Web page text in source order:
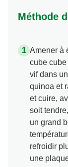
Méthode
Amener à
cube
vif dans
quinoa et
et cuire,
soit
un grand
refroidir
une